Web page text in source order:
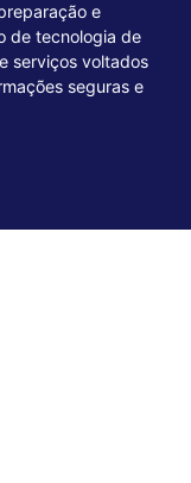
e
de tecnologia de
serviços voltados
seguras e